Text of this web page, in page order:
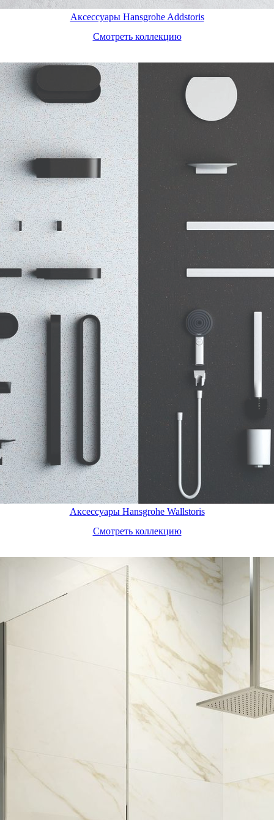
Аксессуары Hansgrohe Addstoris
Смотреть коллекцию
Аксессуары Hansgrohe Wallstoris
Смотреть коллекцию